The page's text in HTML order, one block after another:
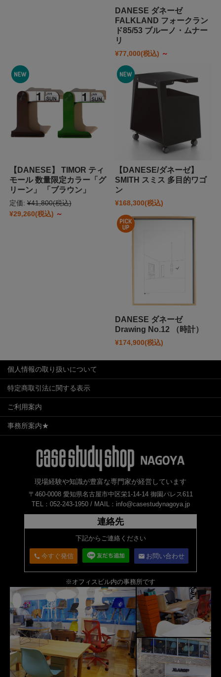
DANESE ダネーゼ
FALKLAND フォークラン
ド85/53 ブルーノ・ムナー
リ
¥77,000(税込) ～
【DANESE】 TIMOR ティ
モール 数量限定カラー「グ
リーン」 「ブラウン」
定価: ¥41,800(税込)
¥29,260(税込) ～
【DANESE/ダネーゼ】
SMITH スミス 多目的ワゴ
ン
¥168,300(税込)
DANESE ダネーゼ
Drawing No.12 （時計）
¥174,900(税込)
個人情報の取り扱いについて
特定商取引法に関する表示
ご利用案内
事務所案内★
現場経験や知識が豊富な専門家が経営しています
〒460-0008 愛知県名古屋市中区栄1-14-14 御園パレス611
TEL：052-243-1950 / MAIL：info@casestudynagoya.jp
連絡先
下記からご連絡ください
call 今すぐ発信 email お問い合わせ
※オフィスビル内の事務所です